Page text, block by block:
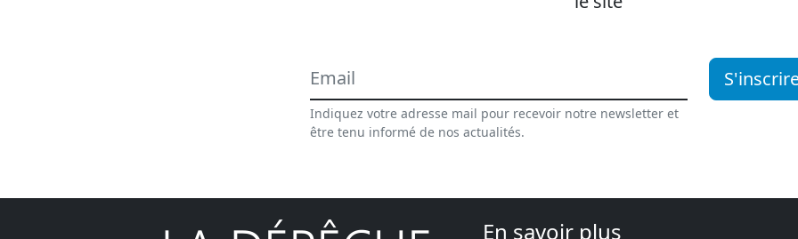
Indiquez votre adresse mail pour recevoir notre newsletter et
être tenu informé de nos actualités.
En savoir plus